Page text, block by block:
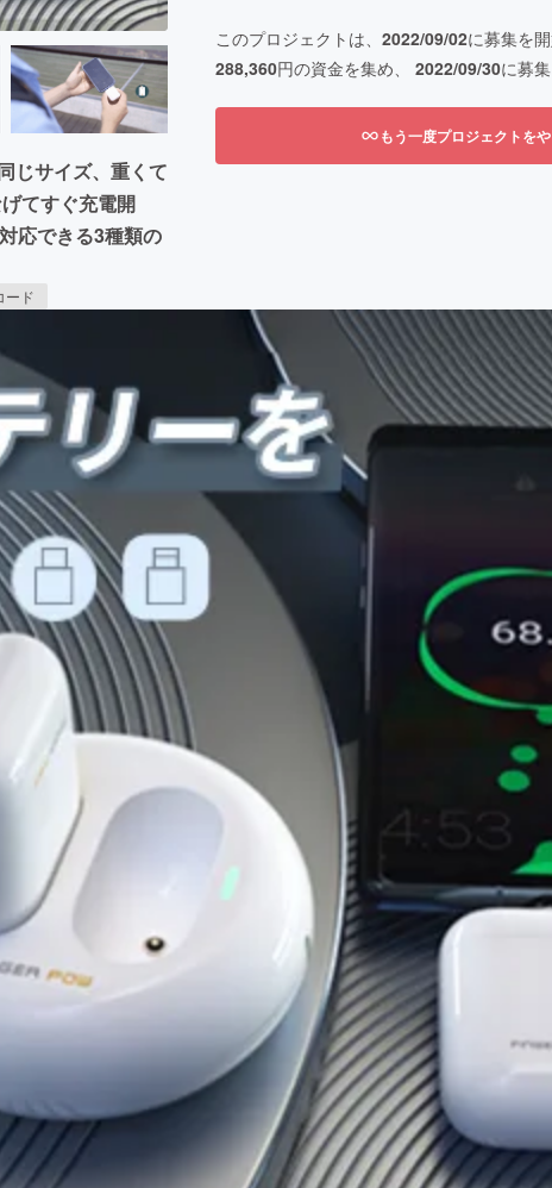
じサイズ、重くて
てすぐ充電開
応できる3種類の
ード
このプロジェクトは、 2022/09/02に募集を開
288,360円の資金を集め、 2022/09/30に募
もう一度プロジェクトを